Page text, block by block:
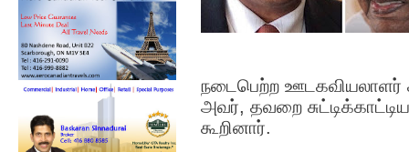
நடைபெற்ற ஊடகவியலாளர்
அவர், தவறை
கூறினார்.